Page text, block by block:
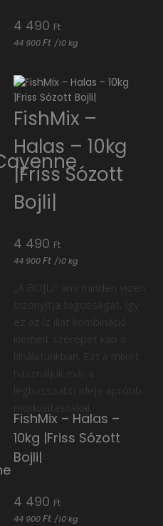
4 490 Ft
44 900Ft /10 kg
FishMix –
Halas – 10kg
|Friss Sózott
Bojli|
4 490 Ft
44 900Ft /10 kg
FishMix – Halas –
10kg |Friss Sózott
Bojli|
4 490 Ft
44 900Ft /10 kg